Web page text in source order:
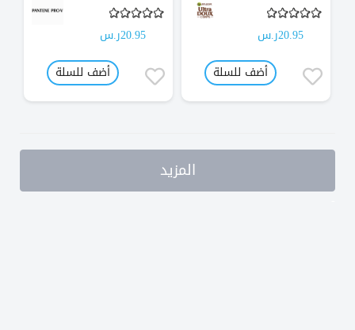
20.95ر.س
أضف للسلة
20.95ر.س
أضف للسلة
المزيد